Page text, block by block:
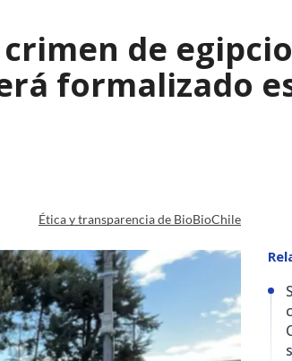
de
formalizado
Ética y transparencia de BioBioChile